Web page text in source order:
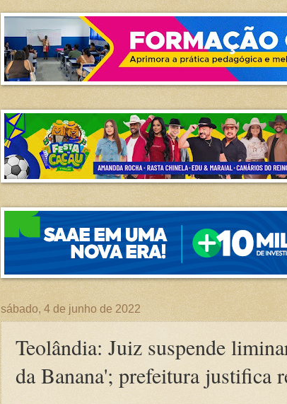
sábado, 4 de junho de 2022
Teolândia: Juiz suspende
da Banana'; prefeitura justifica